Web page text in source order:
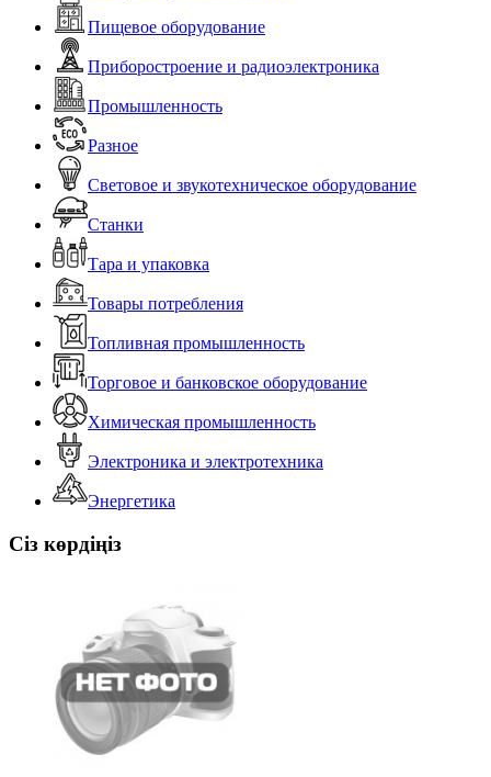
Пищевое оборудование
Приборостроение и радиоэлектроника
Промышленность
Разное
Световое и звукотехническое оборудование
Станки
Тара и упаковка
Товары потребления
Топливная промышленность
Торговое и банковское оборудование
Химическая промышленность
Электроника и электротехника
Энергетика
Сіз көрдіңіз